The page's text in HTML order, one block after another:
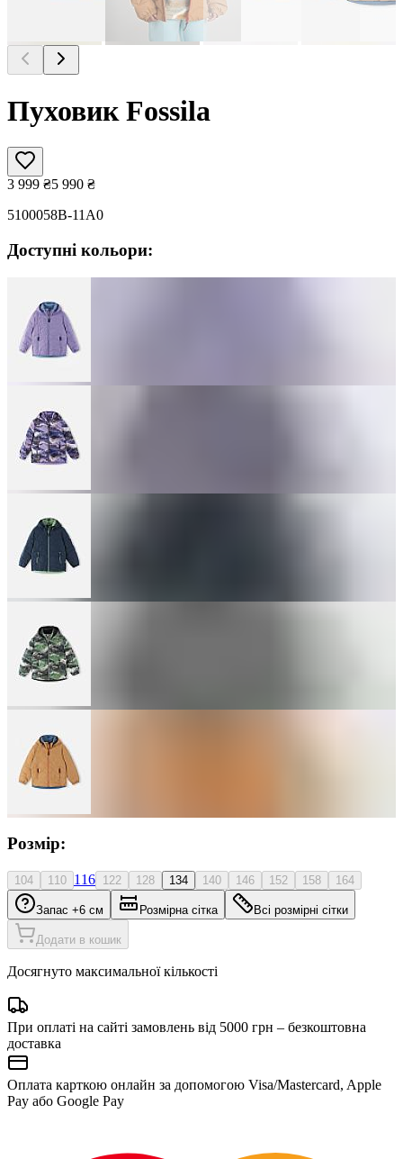
Пуховик Fossila
3 999 ₴5 990 ₴
5100058B-11A0
Доступні кольори:
Розмір:
104 110 116 122 128 134 140 146 152 158 164
Запас +6 см Розмірна сітка Всі розмірні сітки
Додати в кошик
Досягнуто максимальної кількості
При оплаті на сайті замовлень від 5000 грн – безкоштовна
доставка
Оплата карткою онлайн за допомогою Visa/Mastercard, Apple
Pay або Google Pay